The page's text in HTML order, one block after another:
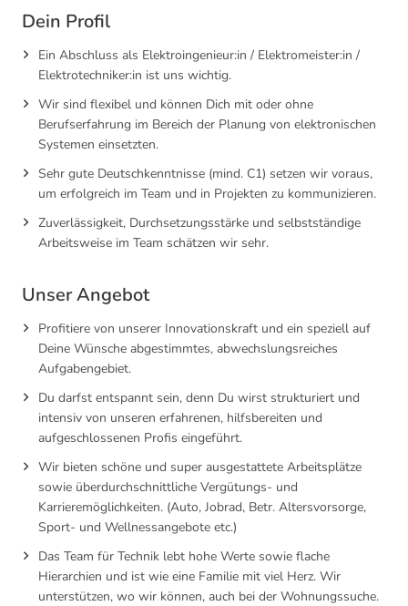
Dein Profil
Ein Abschluss als Elektroingenieur:in / Elektromeister:in /
Elektrotechniker:in ist uns wichtig.
Wir sind flexibel und können Dich mit oder ohne
Berufserfahrung im Bereich der Planung von elektronischen
Systemen einsetzten.
Sehr gute Deutschkenntnisse (mind. C1) setzen wir voraus,
um erfolgreich im Team und in Projekten zu kommunizieren.
Zuverlässigkeit, Durchsetzungsstärke und selbstständige
Arbeitsweise im Team schätzen wir sehr.
Unser Angebot
Profitiere von unserer Innovationskraft und ein speziell auf
Deine Wünsche abgestimmtes, abwechslungsreiches
Aufgabengebiet.
Du darfst entspannt sein, denn Du wirst strukturiert und
intensiv von unseren erfahrenen, hilfsbereiten und
aufgeschlossenen Profis eingeführt.
Wir bieten schöne und super ausgestattete Arbeitsplätze
sowie überdurchschnittliche Vergütungs- und
Karrieremöglichkeiten. (Auto, Jobrad, Betr. Altersvorsorge,
Sport- und Wellnessangebote etc.)
Das Team für Technik lebt hohe Werte sowie flache
Hierarchien und ist wie eine Familie mit viel Herz. Wir
unterstützen, wo wir können, auch bei der Wohnungssuche.